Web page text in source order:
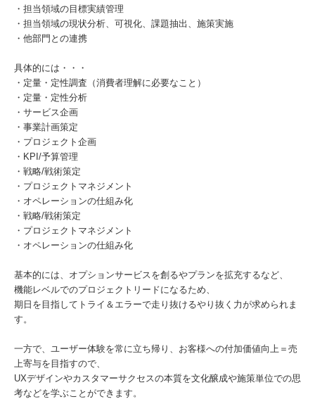
・担当領域の目標実績管理
・担当領域の現状分析、可視化、課題抽出、施策実施
・他部門との連携
具体的には・・・
・定量・定性調査（消費者理解に必要なこと）
・定量・定性分析
・サービス企画
・事業計画策定
・プロジェクト企画
・KPI/予算管理
・戦略/戦術策定
・プロジェクトマネジメント
・オペレーションの仕組み化
・戦略/戦術策定
・プロジェクトマネジメント
・オペレーションの仕組み化
基本的には、オプションサービスを創るやプランを拡充するなど、
機能レベルでのプロジェクトリードになるため、
期日を目指してトライ＆エラーで走り抜けるやり抜く力が求められま
す。
一方で、ユーザー体験を常に立ち帰り、お客様への付加価値向上＝売
上寄与を目指すので、
UXデザインやカスタマーサクセスの本質を文化醸成や施策単位での思
考などを学ぶことができます。